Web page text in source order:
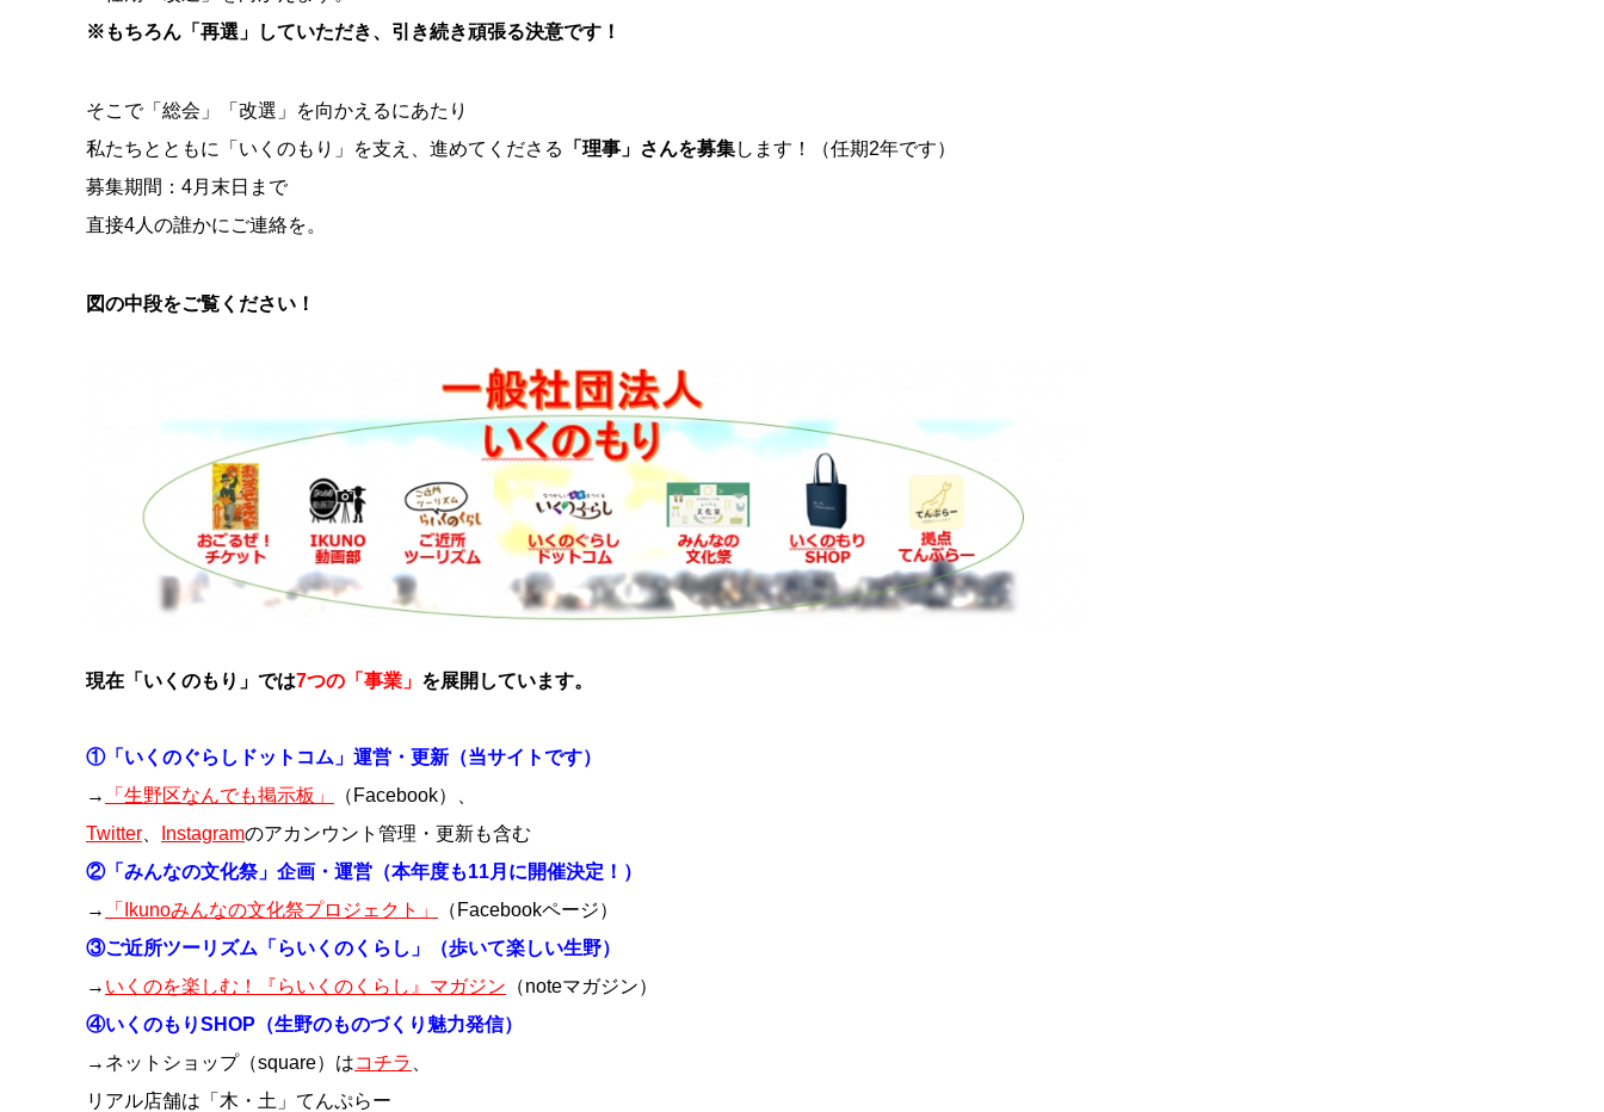
※もちろん「再選」していただき、引き続き頑張る決意です！
そこで「総会」「改選」を向かえるにあたり
私たちとともに「いくのもり」を支え、進めてくださる
「理事」さんを募集します！（任期2年です）
募集期間：4月末日まで
直接4人の誰かにご連絡を。
図の中段をご覧ください！
現在「いくのもり」では7つの「事業」 を展開しています。
①「いくのぐらしドットコム」運営・更新（当サイトです）
→
「生野区なんでも掲示板」
（Facebook）、
Twitter
Instagramのアカンウント管理・更新も含む
②「みんなの文化祭」企画・運営（本年度も11月に開催決定！）
→
「Ikunoみんなの文化祭プロジェクト」
（Facebookページ）
③ご近所ツーリズム「らいくのくらし」（歩いて楽しい生野）
→ いくのを楽しむ！『らいくのくらし』マガジン （noteマガジン）
④いくのもりSHOP（生野のものづくり魅力発信）
→ネットショップ（square）はコチラ
リアル店舗は「木・土」てんぷらー